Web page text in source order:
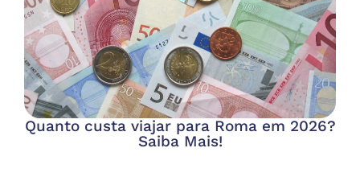
Quanto custa viajar para Roma em 2026?
Saiba Mais!